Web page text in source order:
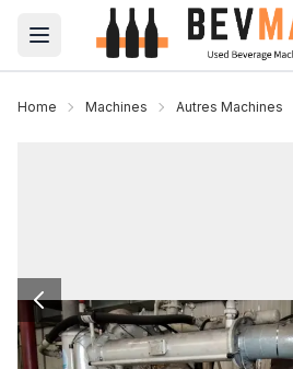
Open main menu
Home Machines Autres Machines